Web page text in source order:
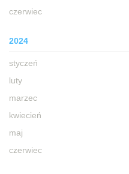
czerwiec
2024
styczeń
luty
marzec
kwiecień
maj
czerwiec